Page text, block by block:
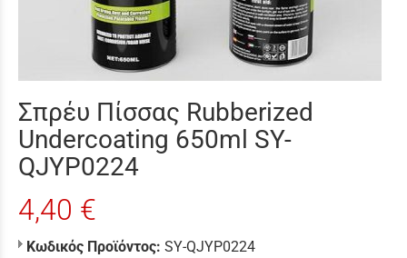
Σπρέυ Πίσσας Rubberized
Undercoating 650ml SY-
QJYP0224
4,40 €
Κωδικός Προϊόντος: SY-QJYP0224